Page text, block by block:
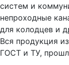
систем и
непроходные
для колодцев и
Вся продукция
ГОСТ и ТУ,